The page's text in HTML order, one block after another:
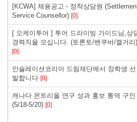
[KCWA] 채용공고 - 정착상담원
Service Counsellor) [0]
[ 오케이투어 ] 투어 드라이빙 가이드님,상
경력직을 모십니다. (토론토/밴쿠버/캘거리)
[0]
인슐레이션코리아 드림재단에서 장학생 선
발합니다 [0]
캐나다 몬트리올 연구 성과 홍보 통역 구인
(5/18-5/20) [0]